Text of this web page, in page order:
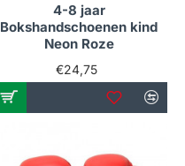
4-8 jaar
Bokshandschoenen kind
Neon Roze
€24,75